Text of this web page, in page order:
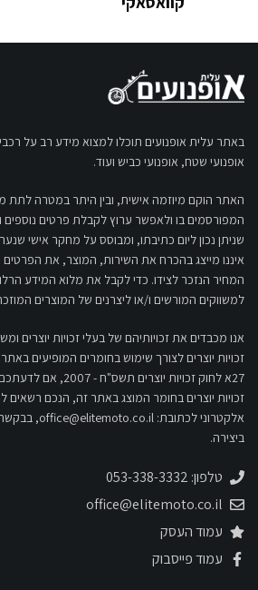
באתר עלית אופנועים תוכלו למצוא מידע רב על
אופנועי שטח, אופנועי כביש ועוד.
האתר הוקם מיוזמה אישית, ובין היתר במטרה לתת
המפורסמים בו ולאפשר ערוץ לקבלת פרטים נוספים
שניתן נכון ליום כתיבתו, ומבוסס על מחקר אישי
איננו מייצג בהכרח את השירות, המוצר, את הפרטים
המחיר הנזכר לצידו. כדי לקבל את מלוא המידע
למשווקים המורשים ו/או ליצרנים של המוצרים
אנו מכבדים את זכויותיהם של בעלי זכויות יוצרים
זכויות יוצרים לצורך שימוש בחומרים המופיעים
27א לחוק זכויות
זכויות יוצרים בחומר המוצג באתר זה, הנכם רשאים
אלקטרוני לכתובת: office@elitemoto.co.il
,
ביצירה.
טלפון: 053-338-3332
office@elitemoto.co.il
עמוד העסק
עמוד פייסבוק